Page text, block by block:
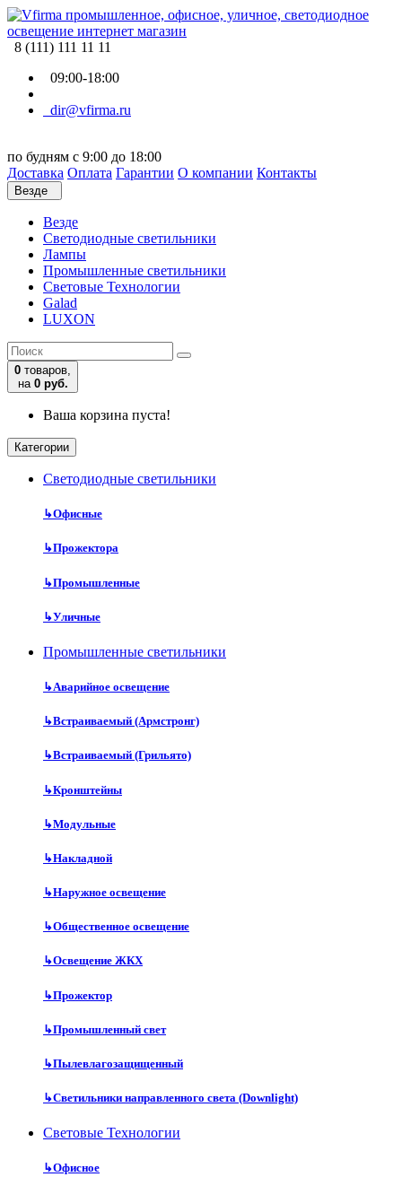
8 (111) 111 11 11
09:00-18:00
dir@vfirma.ru
по будням с 9:00 до 18:00
Доставка Оплата Гарантии О компании Контакты
Везде
Везде
Cветодиодные светильники
Лампы
Промышленные светильники
Световые Технологии
Galad
LUXON
0 товаров,
на 0 руб.
Ваша корзина пуста!
Категории
Cветодиодные светильники
↳Офисные
↳Прожектора
↳Промышленные
↳Уличные
Промышленные светильники
↳Аварийное освещение
↳Встраиваемый (Армстронг)
↳Встраиваемый (Грильято)
↳Кронштейны
↳Модульные
↳Накладной
↳Наружное освещение
↳Общественное освещение
↳Освещение ЖКХ
↳Прожектор
↳Промышленный свет
↳Пылевлагозащищенный
↳Светильники направленного света (Downlight)
Световые Технологии
↳Офисное